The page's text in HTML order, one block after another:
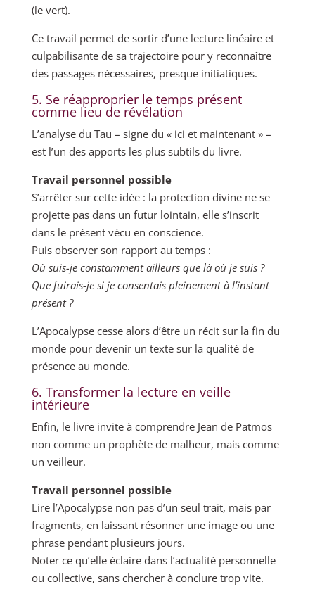
(le vert).
Ce travail permet de sortir d’une lecture linéaire et
culpabilisante de sa trajectoire pour y reconnaître
des passages nécessaires, presque initiatiques.
5. Se réapproprier le temps présent
comme lieu de révélation
L’analyse du Tau – signe du « ici et maintenant » –
est l’un des apports les plus subtils du livre.
Travail personnel possible
S’arrêter sur cette idée : la protection divine ne se
projette pas dans un futur lointain, elle s’inscrit
dans le présent vécu en conscience.
Puis observer son rapport au temps :
Où suis-je constamment ailleurs que là où je suis ?
Que fuirais-je si je consentais pleinement à l’instant
présent ?
L’Apocalypse cesse alors d’être un récit sur la fin du
monde pour devenir un texte sur la qualité de
présence au monde.
6. Transformer la lecture en veille
intérieure
Enfin, le livre invite à comprendre Jean de Patmos
non comme un prophète de malheur, mais comme
un veilleur.
Travail personnel possible
Lire l’Apocalypse non pas d’un seul trait, mais par
fragments, en laissant résonner une image ou une
phrase pendant plusieurs jours.
Noter ce qu’elle éclaire dans l’actualité personnelle
ou collective, sans chercher à conclure trop vite.